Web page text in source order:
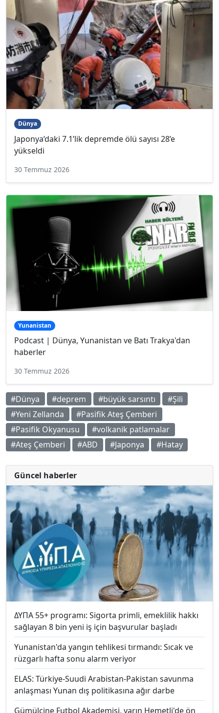
Dünya
Japonya’daki 7.1’lik depremde ölü sayısı 28’e
yükseldi
30 Temmuz 2026
Yunanistan
Podcast | Dünya, Yunanistan ve Batı Trakya'dan
haberler
30 Temmuz 2026
#Dünya #deprem #büyük sarsıntı
#Şili
#Yeni Zellanda
#Pasifik Ateş Çemberi
#Pasifik Okyanusu
#volkanik patlamalar
#Ateş Çemberi
#ABD #Japonya #Hatay
Güncel haberler
ΔΥΠΑ 55+ programı: Sigorta primli, emeklilik hakkı
sağlayan 8 bin yeni iş için başvurular başladı
Yunanistan'da yangın tehlikesi tırmandı: Sıcak ve
rüzgarlı hafta sonu alarm veriyor
ELAS: Türkiye-Suudi Arabistan-Pakistan savunma
anlaşması Yunan dış politikasına ağır darbe
Gümülcine Futbol Akademisi, yarın Hemetli'de ön